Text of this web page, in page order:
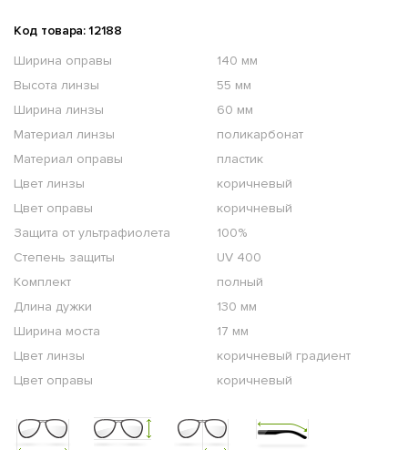
Код товара: 12188
Ширина оправы
140 мм
Высота линзы
55 мм
Ширина линзы
60 мм
Материал линзы
поликарбонат
Материал оправы
пластик
Цвет линзы
коричневый
Цвет оправы
коричневый
Защита от ультрафиолета
100%
Степень защиты
UV 400
Комплект
полный
Длина дужки
130 мм
Ширина моста
17 мм
Цвет линзы
коричневый градиент
Цвет оправы
коричневый